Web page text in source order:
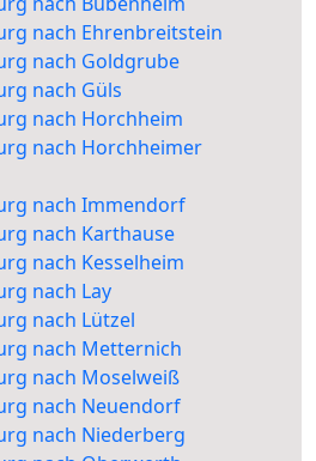
nach Ehrenbreitstein
nach Goldgrube
nach Güls
nach Horchheim
nach Horchheimer
nach Immendorf
nach Karthause
nach Kesselheim
nach Lay
nach Lützel
nach Metternich
nach Moselweiß
nach Neuendorf
nach Niederberg